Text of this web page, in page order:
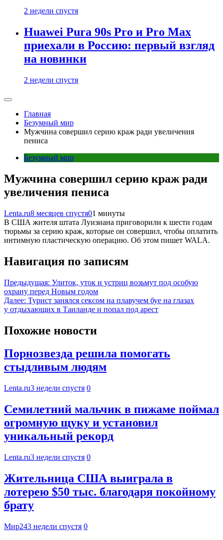
2 недели спустя
Huawei Pura 90s Pro и Pro Max
приехали в Россию: первый взгляд
на новинки
2 недели спустя
Главная
Безумный мир
Мужчина совершил серию краж ради увеличения
пениса
Безумный мир
Мужчина совершил серию краж ради
увеличения пениса
Lenta.ru8 месяцев спустя01 минуты
В США жителя штата Луизиана приговорили к шести годам
тюрьмы за серию краж, которые он совершил, чтобы оплатить
интимную пластическую операцию. Об этом пишет WALA.
Навигация по записям
Предыдущая: Улиток, уток и устриц возьмут под особую
охрану перед Новым годом
Далее: Турист занялся сексом на плавучем буе на глазах
у отдыхающих в Таиланде и попал под арест
Похожие новости
Порнозвезда решила помогать
стыдливым людям
Lenta.ru3 недели спустя 0
Семилетний мальчик в пижаме поймал
огромную щуку и установил
уникальный рекорд
Lenta.ru3 недели спустя 0
Жительница США выиграла в
лотерею $50 тыс. благодаря покойному
брату
Мир243 недели спустя 0